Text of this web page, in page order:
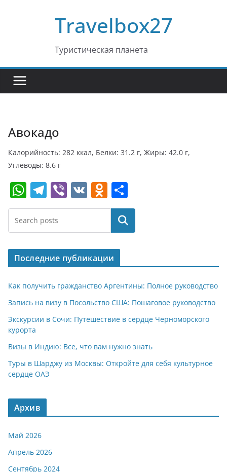
Travelbox27
Туристическая планета
Авокадо
Калорийность: 282 ккал, Белки: 31.2 г, Жиры: 42.0 г,
Углеводы: 8.6 г
W
h
at
s
A
p
p
T
el
e
gr
a
m
Vi
b
V
K
O
d
o
kl
a
ss
ni
ki
т
п
р
в
и
т
ь
Поиск
Последние публикации
Как получить гражданство Аргентины: Полное руководство
Запись на визу в Посольство США: Пошаговое руководство
Экскурсии в Сочи: Путешествие в сердце Черноморского
курорта
Визы в Индию: Все, что вам нужно знать
Туры в Шарджу из Москвы: Откройте для себя культурное
сердце ОАЭ
Архив
Май 2026
Апрель 2026
Сентябрь 2024